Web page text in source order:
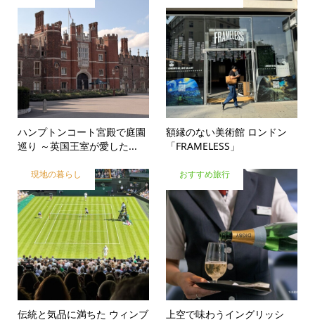
ハンプトンコート宮殿で庭園
巡り ～英国王室が愛した...
額縁のない美術館 ロンドン
「FRAMELESS」
現地の暮らし
伝統と気品に満ちた ウィンブ
おすすめ旅行
上空で味わうイングリッシ